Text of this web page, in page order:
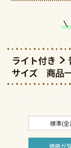
ライト付き
サイズ
標準(全
価格が